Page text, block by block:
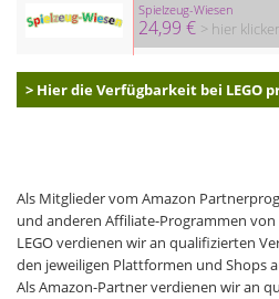
Spielzeug-Wiesen
24,99 € > hier
> Hier die Verfügbarkeit bei LEGO
Als Mitglieder vom Amazon
und anderen Affiliate-Programmen
LEGO verdienen wir an qualifizierten
den jeweiligen Plattformen und Shops
Als Amazon-Partner verdienen wir an